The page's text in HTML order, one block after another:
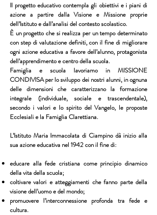
Il progetto educativo contempla gli obiettivi e i piani di
azione a partire dalla Visione e Missione proprie
dell’Istituto e dall’analisi del contesto scolastico.
È un progetto che si realizza per un tempo determinato
con step di valutazione definiti, con il fine di migliorare
ogni azione educativa a favore dell’alunno, protagonista
dell’apprendimento e centro della scuola.
Famiglia e scuola lavoriamo in MISSIONE
CONDIVISA per lo sviluppo dei nostri alunni, in ognuna
delle dimensioni che caratterizzano la formazione
integrale (individuale, sociale e trascendentale),
secondo i valori e lo spirito del Vangelo, le proposte
Ecclesiali e la Famiglia Clarettiana.
L’Istituto Maria Immacolata di Ciampino dà inizio alla
sua azione educativa nel 1942 con il fine di:
educare alla fede cristiana come principio dinamico
della vita della scuola;
coltivare valori e atteggiamenti che fanno parte della
visione dell’uomo e del mondo;
promuovere l’interconnessione profonda tra fede e
cultura.